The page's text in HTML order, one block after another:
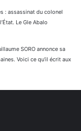
: assassinat du colonel
Le Gle Abalo
SORO annonce sa
Voici ce qu’il écrit aux